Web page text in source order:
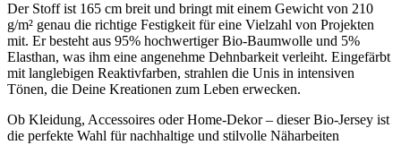
Der Stoff ist 165 cm breit und bringt mit einem Gewicht von 210
g/m² genau die richtige Festigkeit für eine Vielzahl von Projekten
mit. Er besteht aus 95% hochwertiger Bio-Baumwolle und 5%
Elasthan, was ihm eine angenehme Dehnbarkeit verleiht. Eingefärbt
mit langlebigen Reaktivfarben, strahlen die Unis in intensiven
Tönen, die Deine Kreationen zum Leben erwecken.
Ob Kleidung, Accessoires oder Home-Dekor – dieser Bio-Jersey ist
die perfekte Wahl für nachhaltige und stilvolle Näharbeiten